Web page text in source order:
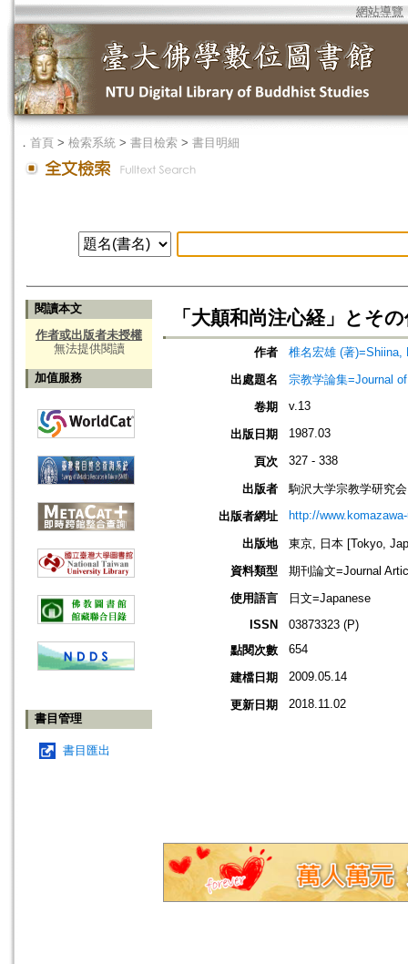
網站導覽
． 首頁 > 檢索系統 > 書目檢索 > 書目明細
閱讀本文
作者或出版者未授權
無法提供閱讀
加值服務
書目管理
書目匯出
「大顛和尚注心経」とそ
作者
椎名宏雄 (著)=Shiina,
出處題名
宗教学論集=Journal
卷期
v.13
出版日期 1987.03
頁次 327 - 338
出版者
駒沢大学宗教学研究会
出版者網址
http://
出版地
東京, 日本 [Tokyo,
資料類型
期刊論文=Journal
使用語言
日文=Japanese
ISSN
03873323 (P)
點閱次數
654
建檔日期 2009.05.14
更新日期 2018.11.02